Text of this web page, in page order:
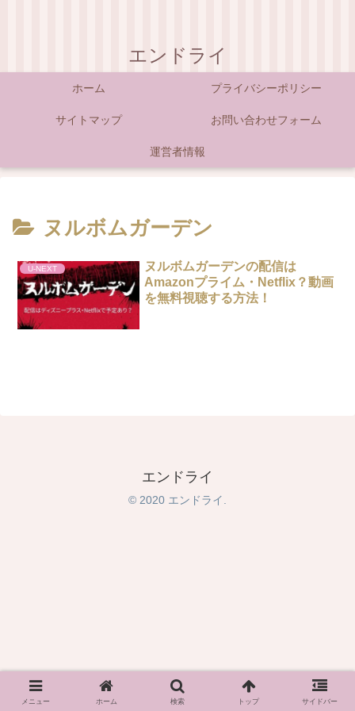
エンドライ
ホーム プライバシーポリシー
サイトマップ お問い合わせフォーム
運営者情報
ヌルボムガーデン
U-NEXT
ヌルボムガーデンの配信は
Amazonプライム・Netflix？動画
を無料視聴する方法！
エンドライ
© 2020 エンドライ.
メニュー ホーム 検索 トップ サイドバー